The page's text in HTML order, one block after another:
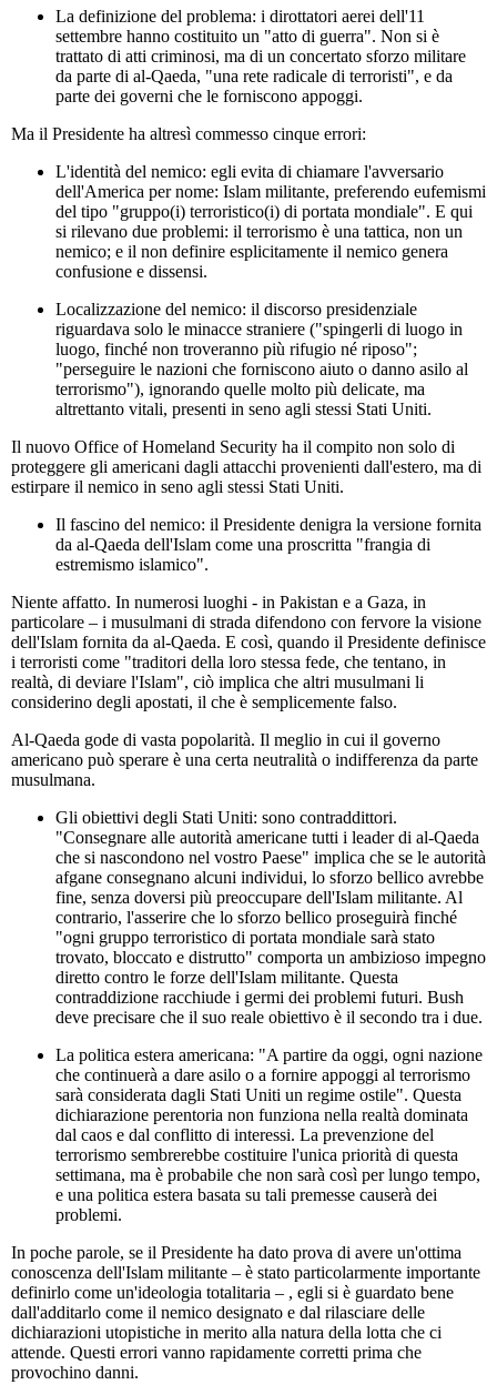
La definizione del problema: i dirottatori aerei dell'11
settembre hanno costituito un "atto di guerra". Non si è
trattato di atti criminosi, ma di un concertato sforzo militare
da parte di al-Qaeda, "una rete radicale di terroristi", e da
parte dei governi che le forniscono appoggi.
Ma il Presidente ha altresì commesso cinque errori:
L'identità del nemico: egli evita di chiamare l'avversario
dell'America per nome: Islam militante, preferendo eufemismi
del tipo "gruppo(i) terroristico(i) di portata mondiale". E qui
si rilevano due problemi: il terrorismo è una tattica, non un
nemico; e il non definire esplicitamente il nemico genera
confusione e dissensi.
Localizzazione del nemico: il discorso presidenziale
riguardava solo le minacce straniere ("spingerli di luogo in
luogo, finché non troveranno più rifugio né riposo";
"perseguire le nazioni che forniscono aiuto o danno asilo al
terrorismo"), ignorando quelle molto più delicate, ma
altrettanto vitali, presenti in seno agli stessi Stati Uniti.
Il nuovo Office of Homeland Security ha il compito non solo di
proteggere gli americani dagli attacchi provenienti dall'estero, ma di
estirpare il nemico in seno agli stessi Stati Uniti.
Il fascino del nemico: il Presidente denigra la versione fornita
da al-Qaeda dell'Islam come una proscritta "frangia di
estremismo islamico".
Niente affatto. In numerosi luoghi - in Pakistan e a Gaza, in
particolare – i musulmani di strada difendono con fervore la visione
dell'Islam fornita da al-Qaeda. E così, quando il Presidente definisce
i terroristi come "traditori della loro stessa fede, che tentano, in
realtà, di deviare l'Islam", ciò implica che altri musulmani li
considerino degli apostati, il che è semplicemente falso.
Al-Qaeda gode di vasta popolarità. Il meglio in cui il governo
americano può sperare è una certa neutralità o indifferenza da parte
musulmana.
Gli obiettivi degli Stati Uniti: sono contraddittori.
"Consegnare alle autorità americane tutti i leader di al-Qaeda
che si nascondono nel vostro Paese" implica che se le autorità
afgane consegnano alcuni individui, lo sforzo bellico avrebbe
fine, senza doversi più preoccupare dell'Islam militante. Al
contrario, l'asserire che lo sforzo bellico proseguirà finché
"ogni gruppo terroristico di portata mondiale sarà stato
trovato, bloccato e distrutto" comporta un ambizioso impegno
diretto contro le forze dell'Islam militante. Questa
contraddizione racchiude i germi dei problemi futuri. Bush
deve precisare che il suo reale obiettivo è il secondo tra i due.
La politica estera americana: "A partire da oggi, ogni nazione
che continuerà a dare asilo o a fornire appoggi al terrorismo
sarà considerata dagli Stati Uniti un regime ostile". Questa
dichiarazione perentoria non funziona nella realtà dominata
dal caos e dal conflitto di interessi. La prevenzione del
terrorismo sembrerebbe costituire l'unica priorità di questa
settimana, ma è probabile che non sarà così per lungo tempo,
e una politica estera basata su tali premesse causerà dei
problemi.
In poche parole, se il Presidente ha dato prova di avere un'ottima
conoscenza dell'Islam militante – è stato particolarmente importante
definirlo come un'ideologia totalitaria – , egli si è guardato bene
dall'additarlo come il nemico designato e dal rilasciare delle
dichiarazioni utopistiche in merito alla natura della lotta che ci
attende. Questi errori vanno rapidamente corretti prima che
provochino danni.